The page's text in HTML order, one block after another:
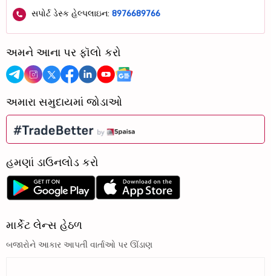
સપોર્ટ ડેસ્ક હેલ્પલાઇન: 8976689766
અમને આના પર ફૉલો કરો
અમારા સમુદાયમાં જોડાઓ
હમણાં ડાઉનલોડ કરો
માર્કેટ લેન્સ હેઠળ
બજારોને આકાર આપતી વાર્તાઓ પર ઊંડાણ